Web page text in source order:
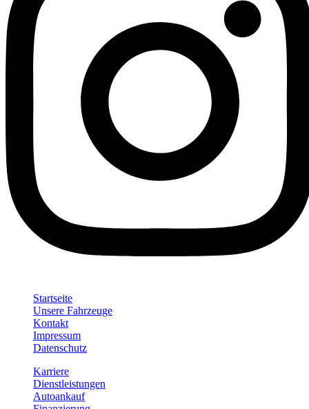
Startseite
Unsere Fahrzeuge
Kontakt
Impressum
Datenschutz
Karriere
Dienstleistungen
Autoankauf